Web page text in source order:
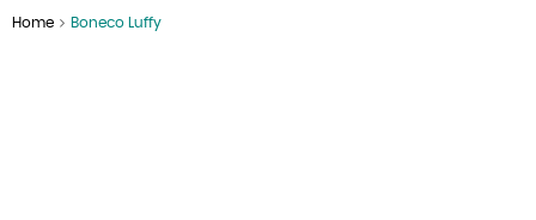
Home Boneco Luffy